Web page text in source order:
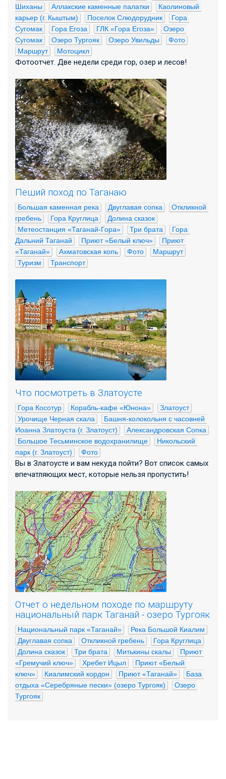
Шиханы
Аллакские каменные палатки
Каолиновый
карьер (г. Кыштым)
Поселок Слюдорудник
Гора
Сугомак
Гора Егоза ГЛК «Гора Егоза»
Озеро
Сугомак
Озеро Тургояк Озеро Увильды
Фото
Маршрут
Мотоцикл
Фотоотчет. Две недели среди гор, озер и лесов!
Пеший поход по Таганаю
Большая каменная река Двуглавая сопка
Откликной
гребень
Гора Круглица
Долина сказок
Метеостанция «Таганай-Гора»
Три брата
Гора
Дальний Таганай
Приют «Белый ключ»
Приют
«Таганай»
Ахматовская копь Фото
Маршрут
Туризм
Транспорт
Что посмотреть в Златоусте
Гора Косотур Корабль-кафе «Юнона»
Златоуст
Урочище Черная скала
Башня-колокольня с часовней
Иоанна Златоуста (г. Златоуст)
Александровская Сопка
Большое Тесьминское водохранилище
Никольский
парк (г. Златоуст)
Фото
Вы в Златоусте и вам некуда пойти? Вот список самых
впечатляющих мест, которые нельзя пропустить!
Отчет о недельном походе по маршруту
национальный парк Таганай - озеро Тургояк
Национальный парк «Таганай»
Река Большой Киалим
Двуглавая сопка
Откликной гребень
Гора Круглица
Долина сказок
Три брата Митькины скалы
Приют
«Гремучий ключ»
Хребет Ицыл
Приют «Белый
ключ»
Киалимский кордон Приют «Таганай»
База
отдыха «Серебряные пески» (озеро Тургояк)
Озеро
Тургояк